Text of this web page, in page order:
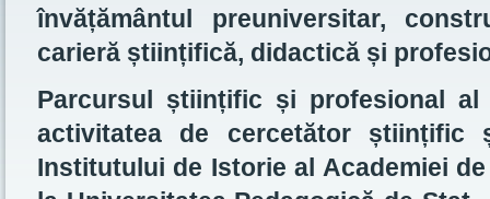
învățământul preuniversitar,
carieră științifică, didactică și
Parcursul științific și profesional
activitatea de cercetător
Institutului de Istorie al Academiei